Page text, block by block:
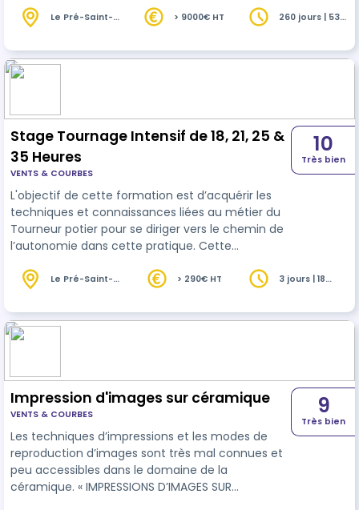
Communication esthétique et technologie et
Tournage en céramique
Le Pré-Saint-
> 9000€ HT
260 jours | 536
Stage Tournage Intensif de 18, 21, 25 &
35 Heures
VENTS & COURBES
L'objectif de cette formation est d’acquérir les
techniques et connaissances liées au métier du
Tourneur potier pour se diriger vers le chemin de
l’autonomie dans cette pratique. Cette
dans l’apprentissage et l’acquisition des
répétition du geste.
10
Très bien
Le Pré-Saint-
> 290€ HT
3 jours | 18
Impression d'images sur céramique
VENTS & COURBES
Les techniques d’impressions et les modes de
reproduction d’images sont très mal connues et
peu accessibles dans le domaine de la
céramique. « IMPRESSIONS D’IMAGES SUR
9
Très bien